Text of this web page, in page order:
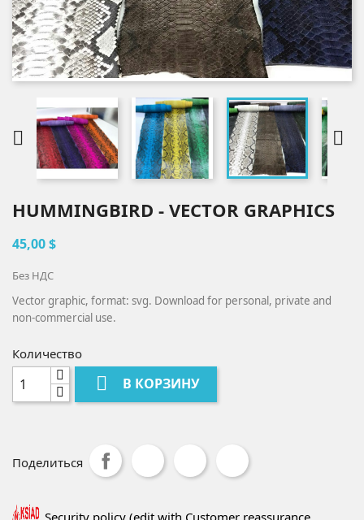
 
HUMMINGBIRD - VECTOR GRAPHICS
45,00 $
Без НДС
Vector graphic, format: svg. Download for personal, private and
non-commercial use.
Количество
 В КОРЗИНУ
Поделиться
Security policy (edit with Customer reassurance